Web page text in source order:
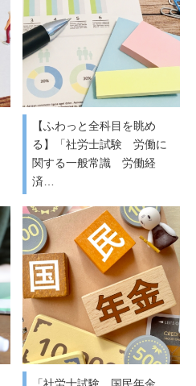
【ふわっと全科目を眺め
る】「社労士試験 労働に
関する一般常識 労働経
済…